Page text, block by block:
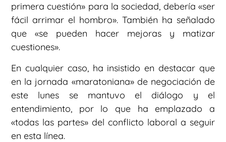
primera cuestión» para la sociedad, debería «ser
fácil arrimar el hombro». También ha señalado
que «se pueden hacer mejoras y matizar
cuestiones».
En cualquier caso, ha insistido en destacar que
en la jornada «maratoniana» de negociación de
este lunes se mantuvo el diálogo y el
entendimiento, por lo que ha emplazado a
«todas las partes» del conflicto laboral a seguir
en esta línea.